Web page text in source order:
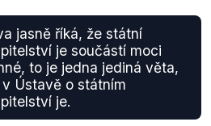
jasně říká, že státní
je součástí moci
to je jedna jediná věta,
Ústavě o státním
je.